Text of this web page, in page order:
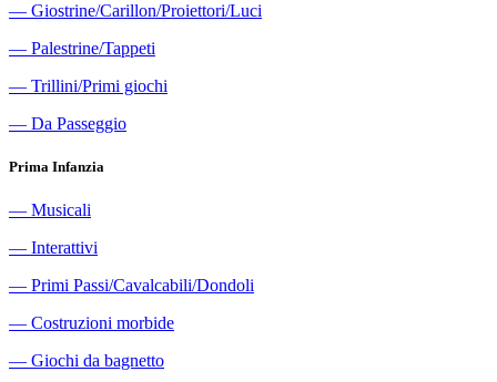
― Giostrine/Carillon/Proiettori/Luci
― Palestrine/Tappeti
― Trillini/Primi giochi
― Da Passeggio
Prima Infanzia
― Musicali
― Interattivi
― Primi Passi/Cavalcabili/Dondoli
― Costruzioni morbide
― Giochi da bagnetto